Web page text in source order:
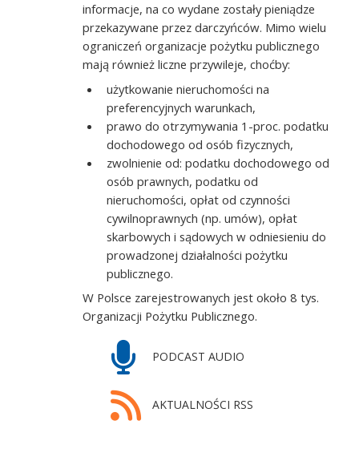
informacje, na co wydane zostały pieniądze
przekazywane przez darczyńców. Mimo wielu
ograniczeń organizacje pożytku publicznego
mają również liczne przywileje, choćby:
użytkowanie nieruchomości na
preferencyjnych warunkach,
prawo do otrzymywania 1-proc. podatku
dochodowego od osób fizycznych,
zwolnienie od: podatku dochodowego od
osób prawnych, podatku od
nieruchomości, opłat od czynności
cywilnoprawnych (np. umów), opłat
skarbowych i sądowych w odniesieniu do
prowadzonej działalności pożytku
publicznego.
W Polsce zarejestrowanych jest około 8 tys.
Organizacji Pożytku Publicznego.
PODCAST AUDIO
AKTUALNOŚCI RSS